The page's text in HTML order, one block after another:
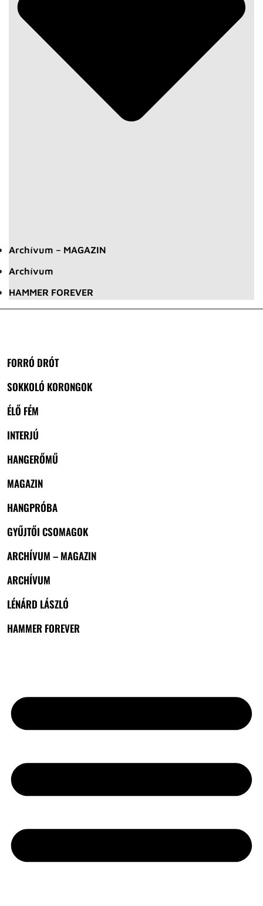
Archívum – MAGAZIN
Archívum
HAMMER FOREVER
FORRÓ DRÓT
SOKKOLÓ KORONGOK
ÉLŐ FÉM
INTERJÚ
HANGERŐMŰ
MAGAZIN
HANGPRÓBA
GYŰJTŐI CSOMAGOK
ARCHÍVUM – MAGAZIN
ARCHÍVUM
LÉNÁRD LÁSZLÓ
HAMMER FOREVER